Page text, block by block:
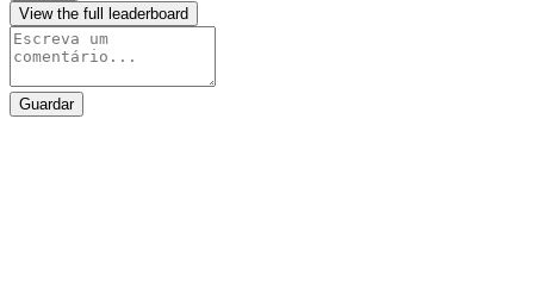
View the full leaderboard
Guardar